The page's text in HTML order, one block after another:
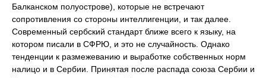
Балканском полуострове), которые не встречают
сопротивления со стороны интеллигенции, и так далее.
Современный сербский стандарт ближе всего к языку, на
котором писали в СФРЮ, и это не случайность. Однако
тенденции к размежеванию и выработке собственных норм
налицо и в Сербии. Принятая после распада союза Сербии и